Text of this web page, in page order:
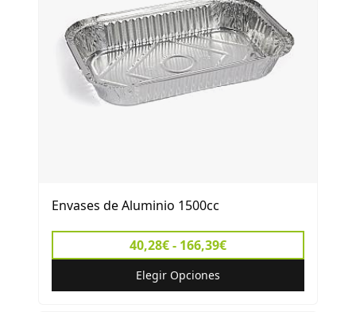
Envases de Aluminio 1500cc
40,28€ - 166,39€
Elegir Opciones